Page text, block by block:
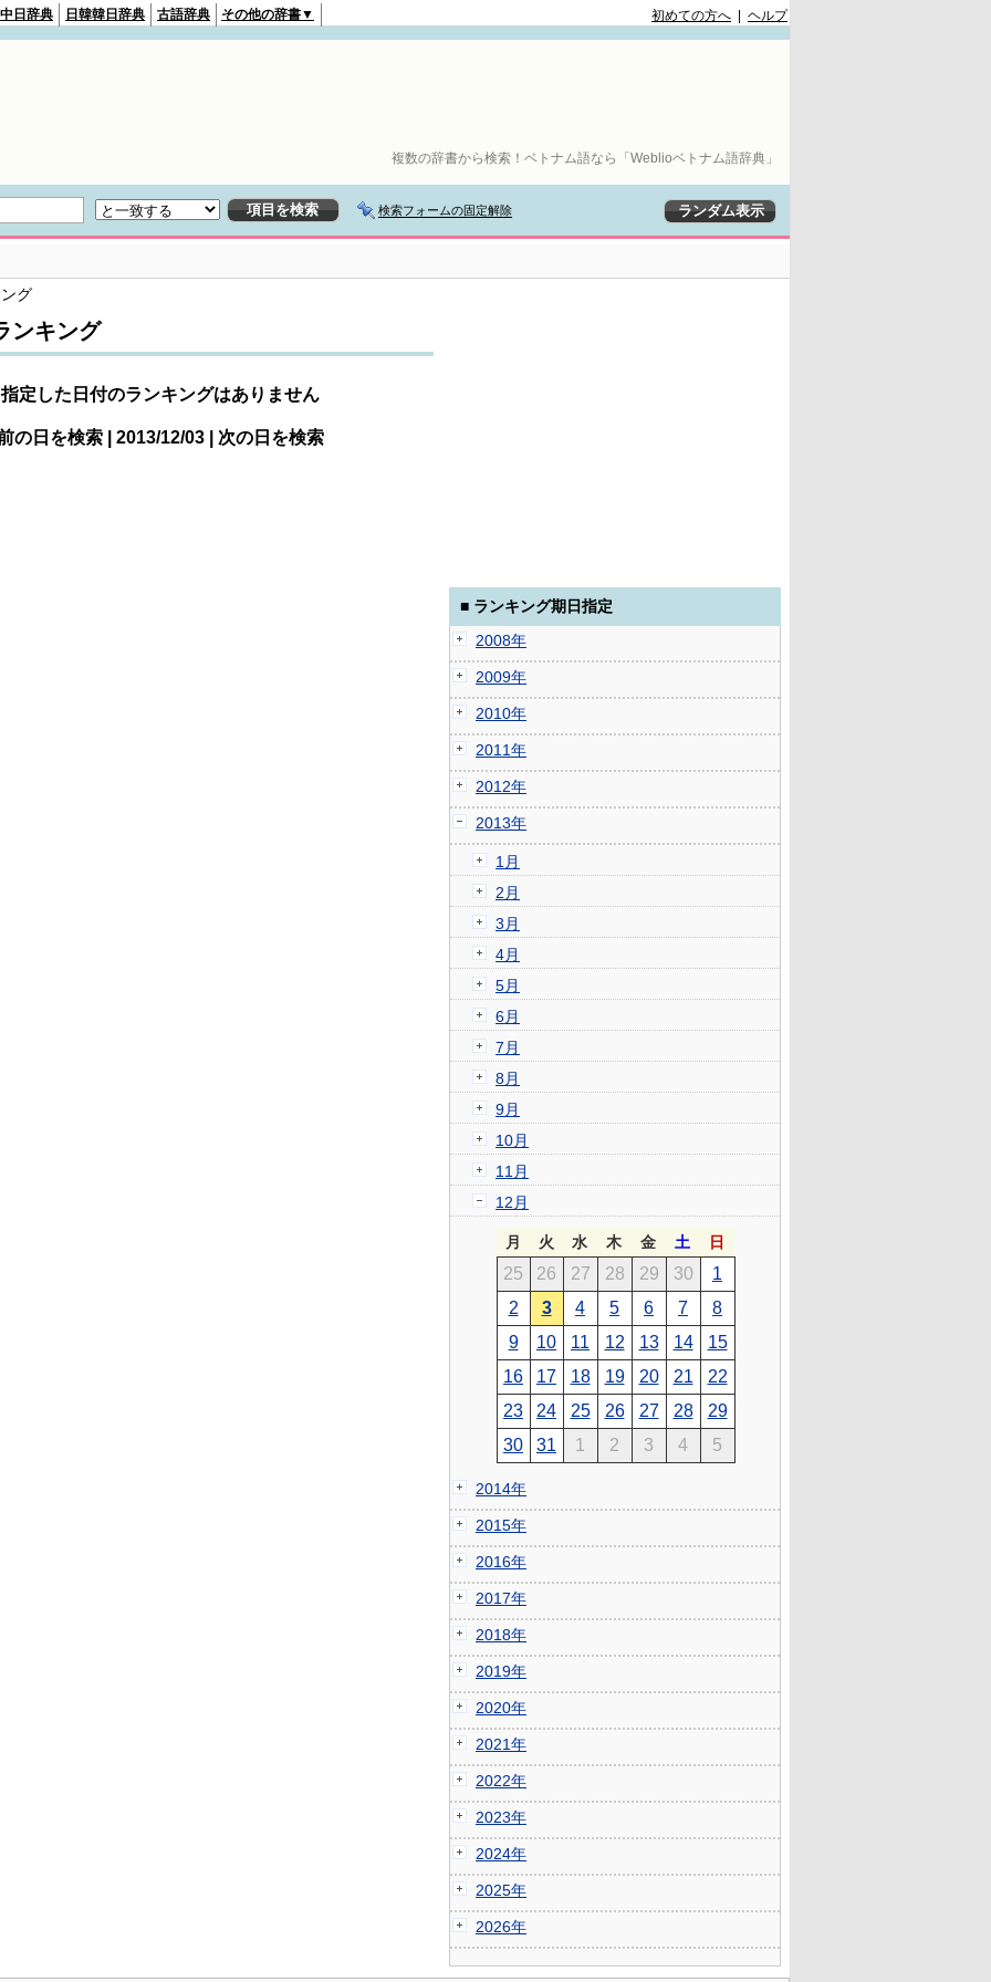
複数の辞書から検索！ベトナム語なら「Weblioベトナム語辞典」
中日辞典 日韓韓日辞典 古語辞典 その他の辞書▼ 初めての方へ ヘルプ
検索フォームの固定解除
グ
ンキング
指定した日付のランキングはありません
の日を検索 | 2013/12/03 | 次の日を検索
■ ランキング期日指定
2008年
2009年
2010年
2011年
2012年
2013年
1月
2月
3月
4月
5月
6月
7月
8月
9月
10月
11月
12月
月 火 水 木 金 土 日
25 26 27 28 29 30
1
2
3 4 5 6 7
8
9
10 11 12 13 14
15
16
17 18 19 20 21
22
23
24 25 26 27 28
29
30
31 1 2 3 4 5
2014年
2015年
2016年
2017年
2018年
2019年
2020年
2021年
2022年
2023年
2024年
2025年
2026年